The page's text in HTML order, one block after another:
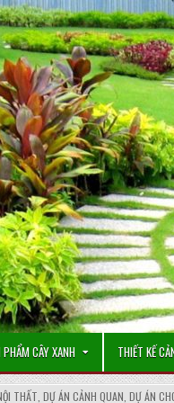
PHẨM CÂY XANH THIẾT KẾ
THẤT DỰ ÁN CẢNH QUAN DỰ ÁN